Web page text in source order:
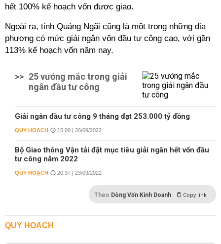
hết 100% kế hoạch vốn được giao.
Ngoài ra, tỉnh Quảng Ngãi cũng là một trong những địa
phương có mức giải ngân vốn đầu tư công cao, với gần
113% kế hoạch vốn năm nay.
>> 25 vướng mắc trong giải
ngân đầu tư công
Giải ngân đầu tư công 9 tháng đạt 253.000 tỷ đồng
QUY HOẠCH 15:00 | 26/09/2022
Bộ Giao thông Vận tải đặt mục tiêu giải ngân hết vốn đầu
tư công năm 2022
QUY HOẠCH 20:37 | 23/09/2022
Theo Dòng Vốn Kinh Doanh Copy link
QUY HOẠCH